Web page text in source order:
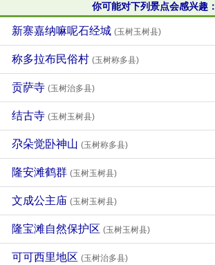
你可能对下列景点会感兴趣：
新寨嘉纳嘛呢石经城 (玉树玉树县)
称多拉布民俗村 (玉树称多县)
贡萨寺 (玉树治多县)
结古寺 (玉树玉树县)
尕朵觉卧神山 (玉树称多县)
隆安滩鹤群 (玉树玉树县)
文成公主庙 (玉树玉树县)
隆宝滩自然保护区 (玉树玉树县)
可可西里地区 (玉树治多县)